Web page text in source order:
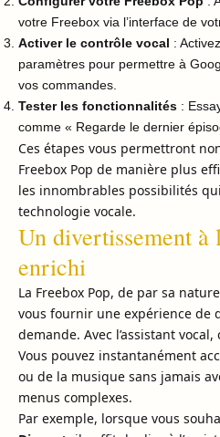
votre Freebox via l’interface de
Activer le contrôle vocal :
paramètres pour permettre à
vos commandes.
Tester les fonctionnalités :
comme « Regarde le dernier
Ces étapes vous permettront
Freebox Pop de manière plus
les innombrables possibilités
technologie vocale.
Un divertissement à
enrichi
La Freebox Pop, de par sa
vous fournir une expérience de
demande. Avec l’assistant
Vous pouvez instantanément
ou de la musique sans jamais
menus complexes.
Par exemple, lorsque vous